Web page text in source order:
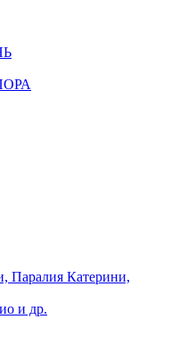
Паралия Катерини,
и др.